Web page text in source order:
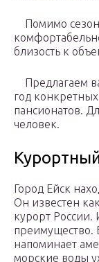
Помимо
близость к
Предлагаем
год
пансионатов.
человек.
Город Ейск
Он известен
курорт России.
преимущество.
напоминает
морские воды